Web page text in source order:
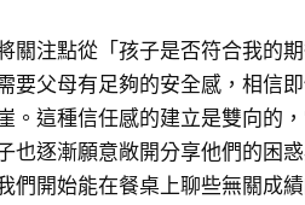
關注點從「孩子是否符合我的
要父母有足夠的安全感，相信
。這種信任感的建立是雙向的
也逐漸願意敞開分享他們的困
們開始能在餐桌上聊些無關成